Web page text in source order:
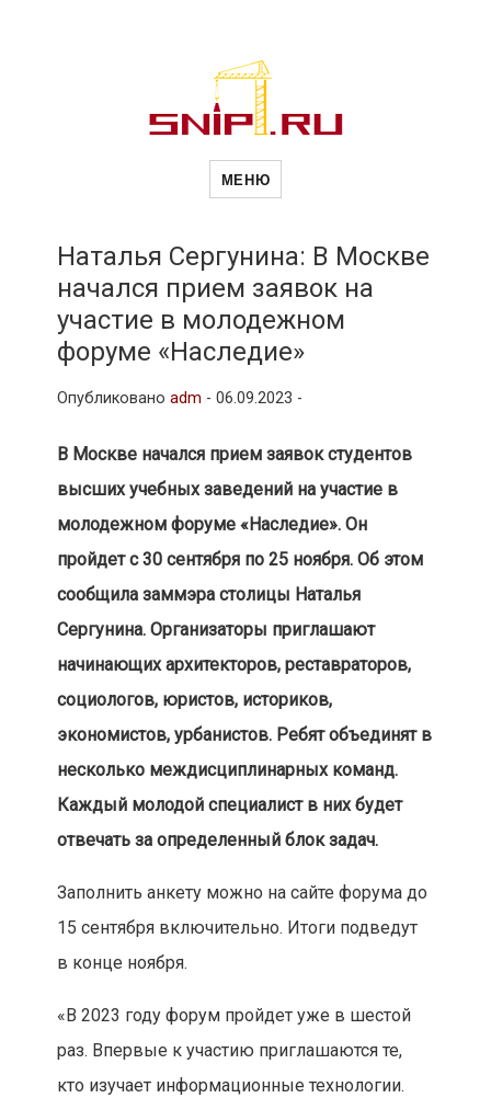
Новости
и
другие связанные со стройкой
рубрики
МЕНЮ
Наталья Сергунина: В Москве
начался прием заявок на
участие в молодежном
форуме «Наследие»
Опубликовано adm - 06.09.2023 -
В Москве начался прием заявок студентов
высших учебных заведений на участие в
молодежном форуме «Наследие». Он
пройдет с 30 сентября по 25 ноября. Об этом
сообщила заммэра столицы Наталья
Сергунина. Организаторы приглашают
начинающих архитекторов, реставраторов,
социологов, юристов, историков,
экономистов, урбанистов. Ребят объединят в
несколько междисциплинарных команд.
Каждый молодой специалист в них будет
отвечать за определенный блок задач.
Заполнить анкету можно на сайте форума до
15 сентября включительно. Итоги подведут
в конце ноября.
«В 2023 году форум пройдет уже в шестой
раз. Впервые к участию приглашаются те,
кто изучает информационные технологии.